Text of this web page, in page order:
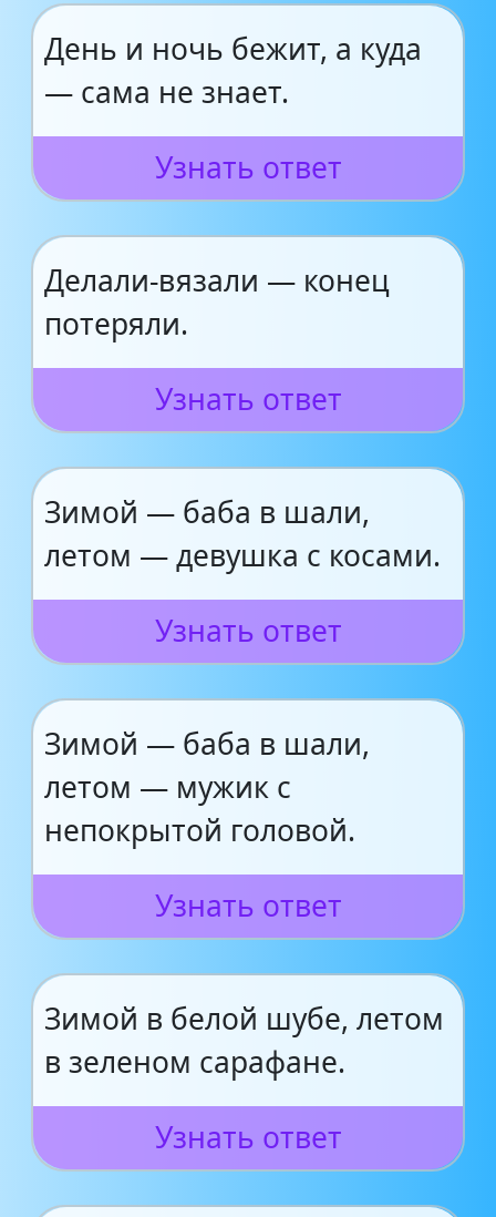
День и ночь бежит, а куда
— сама не знает.
Узнать ответ
Делали-вязали — конец
потеряли.
Узнать ответ
Зимой — баба в шали,
летом — девушка с косами.
Узнать ответ
Зимой — баба в шали,
летом — мужик с
непокрытой головой.
Узнать ответ
Зимой в белой шубе, летом
в зеленом сарафане.
Узнать ответ